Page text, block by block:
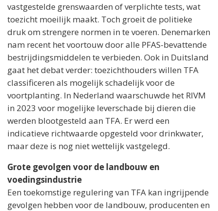
vastgestelde grenswaarden of verplichte tests, wat
toezicht moeilijk maakt. Toch groeit de politieke
druk om strengere normen in te voeren. Denemarken
nam recent het voortouw door alle PFAS-bevattende
bestrijdingsmiddelen te verbieden. Ook in Duitsland
gaat het debat verder: toezichthouders willen TFA
classificeren als mogelijk schadelijk voor de
voortplanting. In Nederland waarschuwde het RIVM
in 2023 voor mogelijke leverschade bij dieren die
werden blootgesteld aan TFA. Er werd een
indicatieve richtwaarde opgesteld voor drinkwater,
maar deze is nog niet wettelijk vastgelegd.
Grote gevolgen voor de landbouw en
voedingsindustrie
Een toekomstige regulering van TFA kan ingrijpende
gevolgen hebben voor de landbouw, producenten en